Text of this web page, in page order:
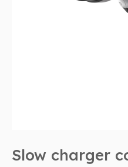
Slow charger